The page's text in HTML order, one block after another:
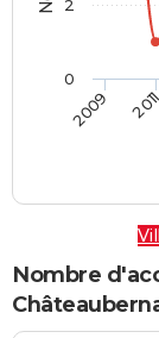
2009 2011
0
2
Nombre